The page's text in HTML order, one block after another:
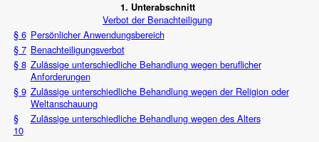
1. Unterabschnitt
Verbot der Benachteiligung
§ 6 Persönlicher Anwendungsbereich
§ 7 Benachteiligungsverbot
§ 8 Zulässige unterschiedliche Behandlung wegen beruflicher
Anforderungen
§ 9 Zulässige unterschiedliche Behandlung wegen der Religion oder
Weltanschauung
§
10
Zulässige unterschiedliche Behandlung wegen des Alters